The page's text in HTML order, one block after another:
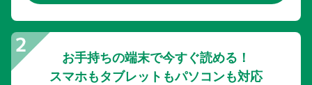
お手持ちの端末で今すぐ読める！
スマホもタブレットもパソコンも対応